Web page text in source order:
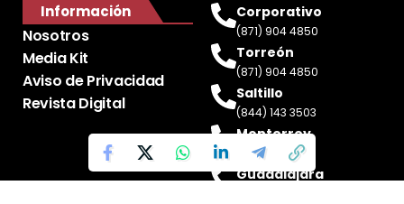
Información
Nosotros
Media Kit
Aviso de Privacidad
Revista Digital
Corporativo
(871) 904 4850
Torreón
(871) 904 4850
Saltillo
(844) 143 3503
Monterrey
(81) 2188 0412
Guadalajara